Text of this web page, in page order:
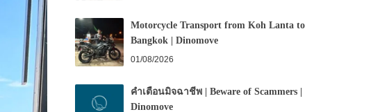
Motorcycle Transport from Koh Lanta to
Bangkok | Dinomove
01/08/2026
คำเตือนมิจฉาชีพ | Beware of Scammers |
Dinomove